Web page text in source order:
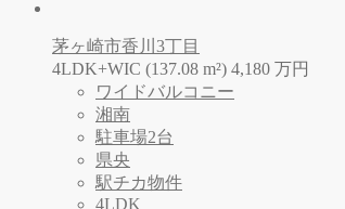
茅ヶ崎市香川3丁目
4LDK+WIC (137.08 m²) 4,180 万円
ワイドバルコニー
湘南
駐車場2台
県央
駅チカ物件
4LDK